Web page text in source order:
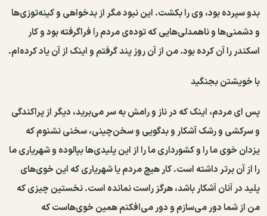
بدو سپرده بود، وی را بکشت. این نبود مگر از بدخواهی و کینه‌توزی‌ها
و دشمنی‌ها و ناهمدلی‌هایی که توده‌ی مردم را فراگرفته بود و کار
اسکندر را آن کرده بود. من از آن روز پند گرفتم و اینک از آن یاد کرده‌ام.
با خویشتن بجنگید
پس ای مردم، اینک که در ناز و رامش به سر می‌برید، دیگر از پراکندگی
و سرکشی و رشک آشکار و بدگویی و سخن‌چینی، سخنی نشنوم که
یزدان خوی ما را و کشورداری ما را از این پلیدی‌ها بپالوده و شهریاری ما
را از آن برتر داشته است. کار هیچ مردم یا شهریاری که این خوی‌های
پلید در آنان آشکار باشد، هرگز راست نمانده است. نخستین چیزی که
من از شما دور می‌سازم و دور می‌افکنم همین خوی‌هاست که